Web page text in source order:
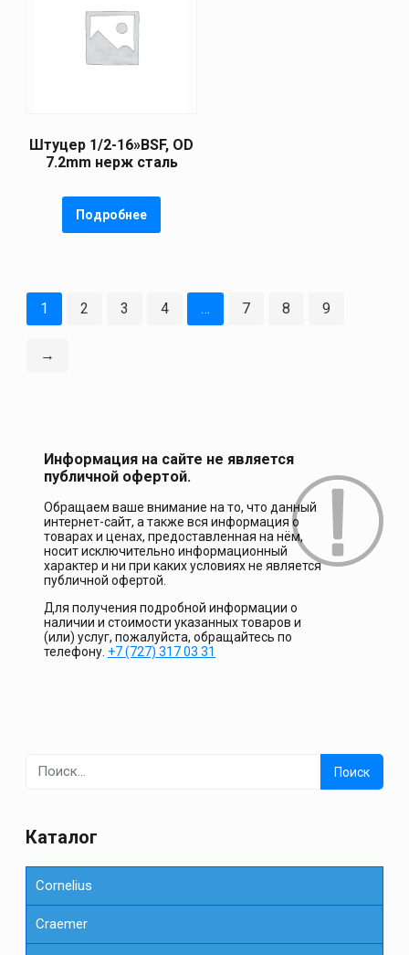
Штуцер 1/2-16»BSF, OD
7.2mm нерж сталь
Подробнее
1 2 3 4 … 7 8 9
→
Информация на сайте не является
публичной офертой.
Обращаем ваше внимание на то, что данный
интернет-сайт, а также вся информация о
товарах и ценах, предоставленная на нём,
носит исключительно информационный
характер и ни при каких условиях не является
публичной офертой.
Для получения подробной информации о
наличии и стоимости указанных товаров и
(или) услуг, пожалуйста, обращайтесь по
телефону. +7 (727) 317 03 31
Найти:
Каталог
Cornelius
Сraemer